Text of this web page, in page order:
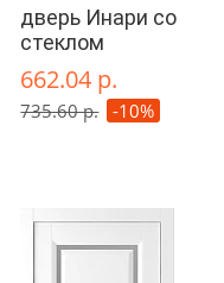
дверь Инари со
стеклом
662.04 р.
735.60 р. -10%